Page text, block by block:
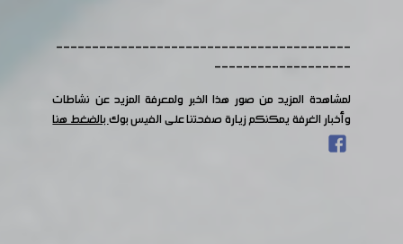
-----------------------------------------
-------------------
لمشاهدة المزيد من صور هذا الخبر ولمعرفة المزيد عن نشاطات
وأخبار الغرفة يمكنكم زيارة صفحتنا على الفيس بوكبالضغط هنا